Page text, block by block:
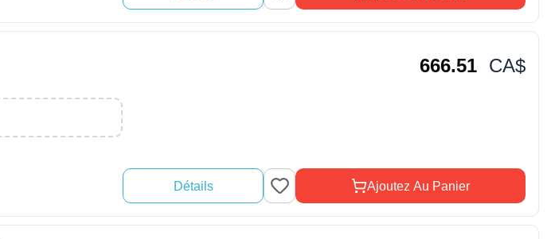
666.51 CA$
Détails Ajoutez Au Panier